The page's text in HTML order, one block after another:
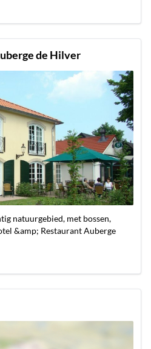
de Hilver
natuurgebied, met bossen,
&amp; Restaurant Auberge